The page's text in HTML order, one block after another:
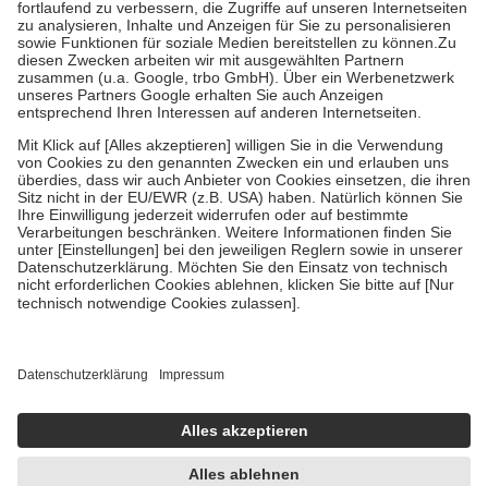
Diese Regeln gelten grundsätzlich auch für Online-Apotheken.
Bei Heilmitteln und häuslicher Krankenpflege beträgt die
Zuzahlung zehn Prozent der Kosten sowie zehn Euro je
Verordnung.
Um das Engagement der Versicherten für ihre eigene Gesundheit zu
stärken und die besondere Stellung der Familie zu unterstützen,
fallenkeine Zuzahlungenan bei:
• Kindern und Jugendlichen bis zum vollendeten 18. Lebensjahr
mit Ausnahme der Fahrkosten
• Untersuchungen zur Vorsorge und Früherkennung, die von der
GKV getragen werden
• empfohlenen Schutzimpfungen
• Harn- und Blutteststreifen
getroffen, um sicherzustellen, dass es sich um echte Bewertungen
https://help.etrusted.com/hc/de/articles/4419944605341
Einige Bilder und Inhalte wurden unter Zuhilfenahme künstlicher